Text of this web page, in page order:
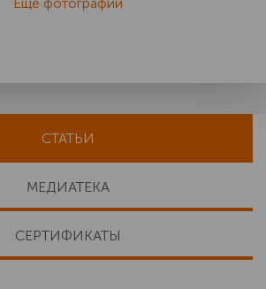
Еще фотографии
СТАТЬИ
МЕДИАТЕКА
СЕРТИФИКАТЫ